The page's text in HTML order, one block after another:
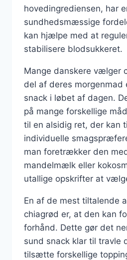
hovedingrediensen, har
sundhedsmæssige
kan hjælpe med at
stabilisere blodsukkeret.
Mange danskere vælger
del af deres morgenmad
snack i løbet af dagen.
på mange forskellige
til en alsidig ret, der kan
individuelle
man foretrækker den
mandelmælk eller
utallige opskrifter at
En af de mest tiltalende
chiagrød er, at den kan
forhånd. Dette gør det
sund snack klar til travle
tilsætte forskellige